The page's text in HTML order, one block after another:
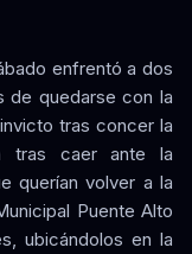
enfrentó a dos
de quedarse con la
tras concer la
tras caer ante la
querían volver a la
Puente Alto
ubicándolos en la